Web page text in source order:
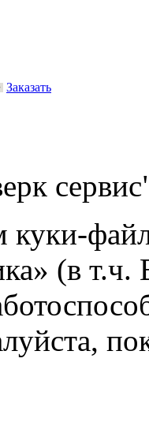
Заказать
куки-
(в т.ч.